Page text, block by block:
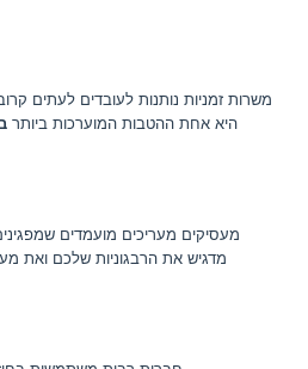
משרות זמניות נותנות לעובדים לעתים
היא אחת ההטבות המוערכות ביותר
מעסיקים מעריכים מועמדים
מדגיש את הרבגוניות שלכם ואת